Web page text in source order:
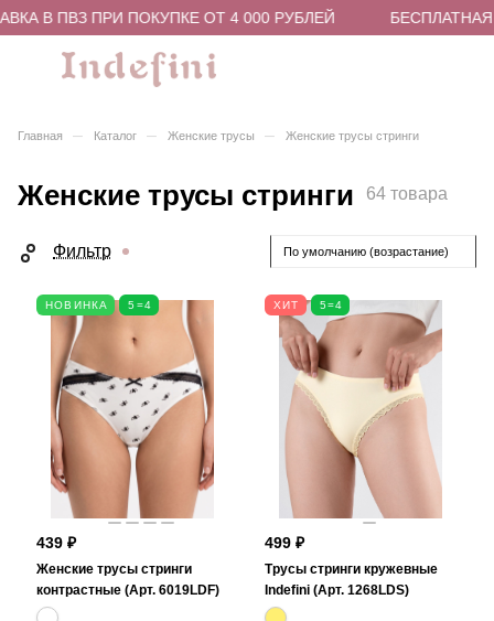
ПВЗ ПРИ ПОКУПКЕ ОТ 4 000 РУБЛЕЙ БЕСПЛАТНАЯ
Главная – Каталог – Женские трусы – Женские трусы стринги
Женские трусы стринги 64 товара
Фильтр По умолчанию (возрастание)
НОВИНКА 5=4
439 ₽
Женские трусы стринги
контрастные (Арт. 6019LDF)
ХИТ 5=4
499 ₽
Трусы стринги кружевные
Indefini (Арт. 1268LDS)